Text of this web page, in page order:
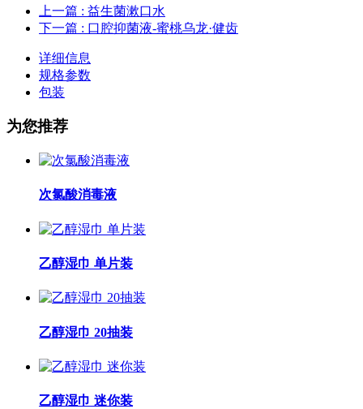
上一篇 : 益生菌漱口水
下一篇 : 口腔抑菌液-蜜桃乌龙·健齿
详细信息
规格参数
包装
为您推荐
次氯酸消毒液
乙醇湿巾 单片装
乙醇湿巾 20抽装
乙醇湿巾 迷你装